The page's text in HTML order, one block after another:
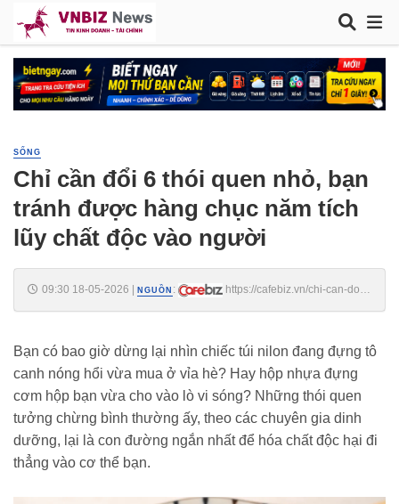
SỐNG
Chỉ cần đổi 6 thói quen nhỏ, bạn
tránh được hàng chục năm tích
lũy chất độc vào người
09:30 18-05-2026 NGUỒN :
https://cafebiz.vn/chi-can-doi-
Bạn có bao giờ dừng lại nhìn chiếc túi nilon đang đựng tô
canh nóng hổi vừa mua ở vỉa hè? Hay hộp nhựa đựng
cơm hộp bạn vừa cho vào lò vi sóng? Những thói quen
tưởng chừng bình thường ấy, theo các chuyên gia dinh
dưỡng, lại là con đường ngắn nhất để hóa chất độc hại đi
thẳng vào cơ thể bạn.